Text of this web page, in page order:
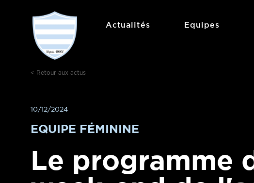
Actualités Equipes
< Retour aux actus
10/12/2024
EQUIPE FÉMININE
Le programme